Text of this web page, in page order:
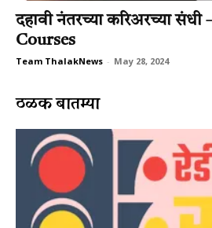
दहावी नंतरच्या करिअरच्या
Courses
Team ThalakNews - May 28, 2024
ठळक बातम्या